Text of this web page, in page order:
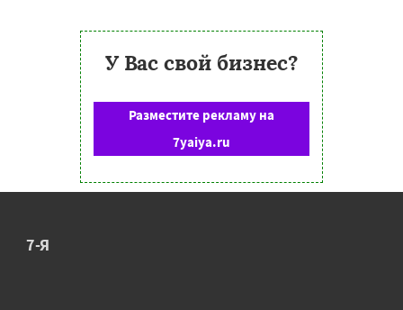
У Вас свой бизнес?
Разместите рекламу на
7yaiya.ru
7-Я